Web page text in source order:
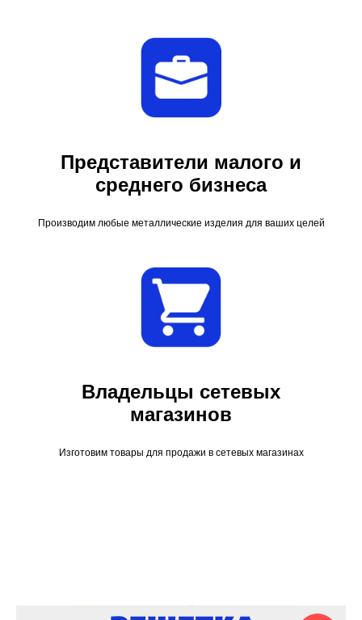
Представители малого и
среднего бизнеса
Производим любые металлические изделия для ваших целей
Владельцы сетевых
магазинов
Изготовим товары для продажи в сетевых магазинах